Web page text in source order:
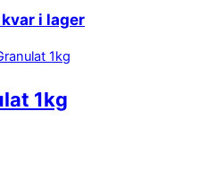
i lager
1kg